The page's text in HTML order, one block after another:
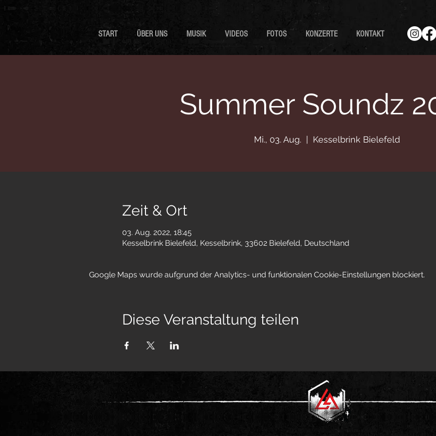
START ÜBER UNS MUSIK VIDEOS FOTOS KONZERTE KONTAKT
Summer Soundz
Mi., 03. Aug. Kesselbrink Bielefeld
Zeit & Ort
03. Aug. 2022, 18:45
Kesselbrink Bielefeld, Kesselbrink, 33602 Bielefeld, Deutschland
Google Maps wurde aufgrund der Analytics- und funktionalen Cookie-Einstellungen blockiert.
Diese Veranstaltung teilen